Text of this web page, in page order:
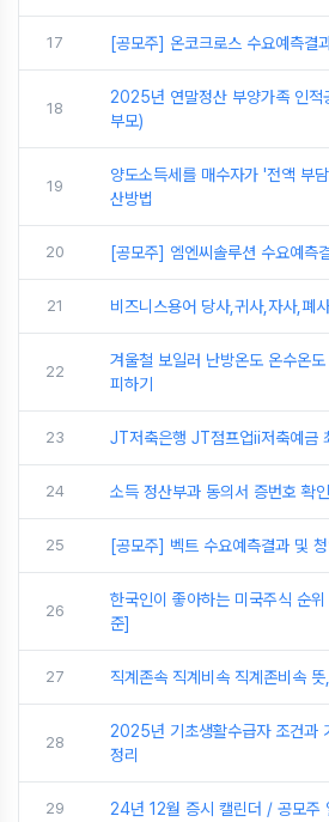
17 [공모주] 온코크로스 수요예측결
18
2025년 연말정산 부양가족 인적
부모)
19
양도소득세를 매수자가 '전액 부
산방법
20 [공모주] 엠엔씨솔루션 수요예측
21 비즈니스용어 당사,귀사,자사,폐
22
겨울철 보일러 난방온도 온수온
피하기
23 JT저축은행 JT점프업ii저축예금
24 소득 정산부과 동의서 증번호 확
25 [공모주] 벡트 수요예측결과 및
26
한국인이 좋아하는 미국주식
준]
27 직계존속 직계비속 직계존비속 뜻
28
2025년 기초생활수급자 조건과
정리
29 24년 12월 증시 캘린더 / 공모주